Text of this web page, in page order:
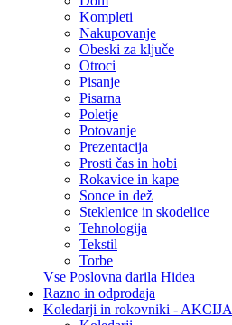
Kompleti
Nakupovanje
Obeski za ključe
Otroci
Pisanje
Pisarna
Poletje
Potovanje
Prezentacija
Prosti čas in hobi
Rokavice in kape
Sonce in dež
Steklenice in skodelice
Tehnologija
Tekstil
Torbe
Vse Poslovna darila Hidea
Razno in odprodaja
Koledarji in rokovniki - AKCIJA